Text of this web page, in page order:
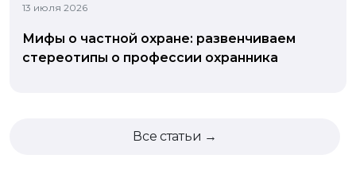
13 июля 2026
Мифы о частной охране: развенчиваем
стереотипы о профессии охранника
Все статьи →